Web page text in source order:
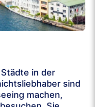
in der
sind
machen,